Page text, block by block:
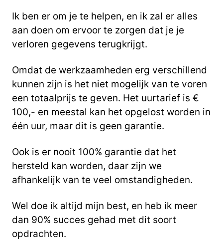
Ik ben er om je te helpen, en ik zal er alles
aan doen om ervoor te zorgen dat je je
verloren gegevens terugkrijgt.
Omdat de werkzaamheden erg verschillend
kunnen zijn is het niet mogelijk van te voren
een totaalprijs te geven. Het uurtarief is €
100,- en meestal kan het opgelost worden in
één uur, maar dit is geen garantie.
Ook is er nooit 100% garantie dat het
hersteld kan worden, daar zijn we
afhankelijk van te veel omstandigheden.
Wel doe ik altijd mijn best, en heb ik meer
dan 90% succes gehad met dit soort
opdrachten.